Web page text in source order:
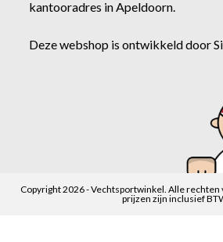
kantooradres in Apeldoorn.
Deze webshop is ontwikkeld door
Copyright 2026 - Vechtsportwinkel. Alle
prijzen zijn inclusief